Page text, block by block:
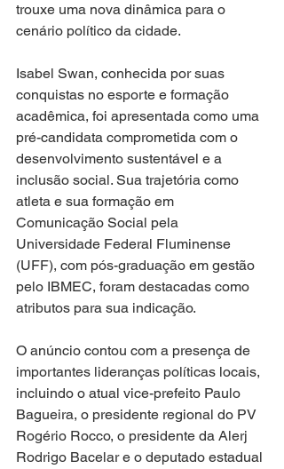
trouxe uma nova dinâmica para o
cenário político da cidade.
Isabel Swan, conhecida por suas
conquistas no esporte e formação
acadêmica, foi apresentada como uma
pré-candidata comprometida com o
desenvolvimento sustentável e a
inclusão social. Sua trajetória como
atleta e sua formação em
Comunicação Social pela
Universidade Federal Fluminense
(UFF), com pós-graduação em gestão
pelo IBMEC, foram destacadas como
atributos para sua indicação.
O anúncio contou com a presença de
importantes lideranças políticas locais,
incluindo o atual vice-prefeito Paulo
Bagueira, o presidente regional do PV
Rogério Rocco, o presidente da Alerj
Rodrigo Bacelar e o deputado estadual